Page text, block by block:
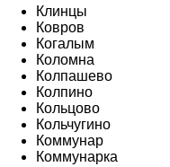
Клинцы
Ковров
Когалым
Коломна
Колпашево
Колпино
Кольцово
Кольчугино
Коммунар
Коммунарка